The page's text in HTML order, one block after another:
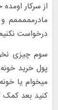
از سرکار
درخواست
سوم چیزی
پول خرید
میخوام یا
کنید بعد کمک